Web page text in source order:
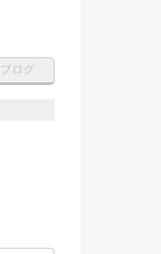
ブログ